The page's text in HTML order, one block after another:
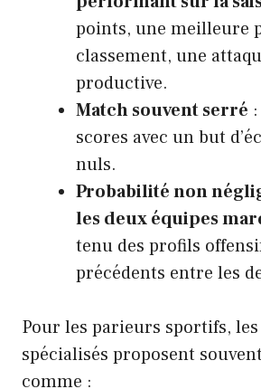
points, une meilleure
classement, une
productive.
Match souvent serré
scores avec un but
nuls.
Probabilité non
les deux équipes
tenu des profils
précédents entre les
Pour les parieurs sportifs,
spécialisés proposent
comme :